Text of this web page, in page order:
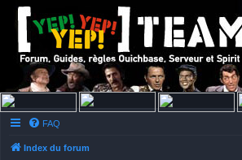
FAQ
Index du forum